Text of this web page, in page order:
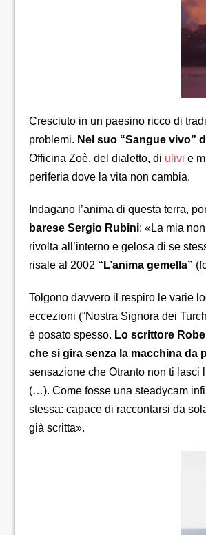
Cresciuto in un paesino ricco di
problemi. Nel suo “Sangue vivo”
Officina Zoè, del dialetto, di ulivi e
periferia dove la vita non cambia.
Indagano l’anima di questa terra,
barese Sergio Rubini: «La mia
rivolta all’interno e gelosa di se
risale al 2002 “L’anima gemella”
Tolgono davvero il respiro le varie
eccezioni (“Nostra Signora dei
è posato spesso. Lo scrittore
che si gira senza la macchina da
sensazione che Otranto non ti lasci
(…). Come fosse una steadycam
stessa: capace di raccontarsi da
già scritta».